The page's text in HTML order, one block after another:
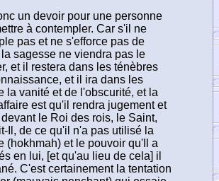
un devoir pour une personne
à contempler. Car s'il ne
pas et ne s'efforce pas de
la sagesse ne viendra pas le
et il restera dans les ténèbres
et il ira dans les
la vanité et de l'obscurité, et la
est qu'il rendra jugement et
le Roi des rois, le Saint,
Il, de ce qu'il n'a pas utilisé la
(hokhmah) et le pouvoir qu'Il a
en lui, [et qu'au lieu de cela] il
C'est certainement la tentation